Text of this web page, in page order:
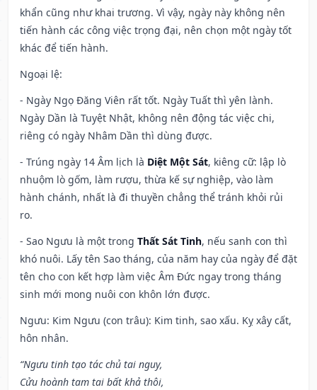
khẩn cũng như khai trương. Vì vậy, ngày này không nên
tiến hành các công việc trọng đại, nên chọn một ngày tốt
khác để tiến hành.
Ngoại lệ:
- Ngày Ngọ Đăng Viên rất tốt. Ngày Tuất thì yên lành.
Ngày Dần là Tuyệt Nhật, không nên động tác việc chi,
riêng có ngày Nhâm Dần thì dùng được.
- Trúng ngày 14 Âm lịch là Diệt Một Sát, kiêng cữ: lập lò
nhuộm lò gốm, làm rượu, thừa kế sự nghiệp, vào làm
hành chánh, nhất là đi thuyền chẳng thể tránh khỏi rủi
ro.
- Sao Ngưu là một trong Thất Sát Tinh, nếu sanh con thì
khó nuôi. Lấy tên Sao tháng, của năm hay của ngày để đặt
tên cho con kết hợp làm việc Âm Đức ngay trong tháng
sinh mới mong nuôi con khôn lớn được.
Ngưu: Kim Ngưu (con trâu): Kim tinh, sao xấu. Kỵ xây cất,
hôn nhân.
“Ngưu tinh tạo tác chủ tai nguy,
Cửu hoành tam tai bất khả thôi,